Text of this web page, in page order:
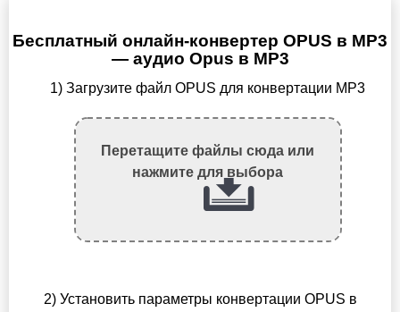
Бесплатный онлайн-конвертер OPUS в MP3
— аудио Opus в MP3
1) Загрузите файл OPUS для конвертации MP3
Перетащите файлы сюда или
нажмите для выбора
2) Установить параметры конвертации OPUS в